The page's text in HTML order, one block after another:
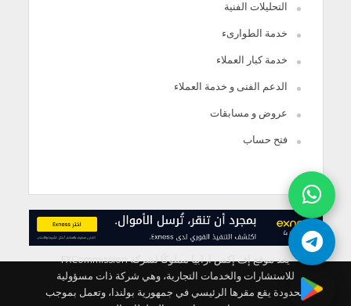
التحليلات الفنية
خدمة الطوارىء
خدمة كبار العملاء
الدعم الفنى و خدمة العملاء
عروض و مسابقات
فتح حساب
يعد موقع إف إكس ارابيا مملوكًا لشركة FXCommission
للاستشارات والخدمات التجارية، وهي شركة ذات مسؤولية
محدودة يقع مقرها الرئيسي في جمهورية بولندا، وتعمل بموجب